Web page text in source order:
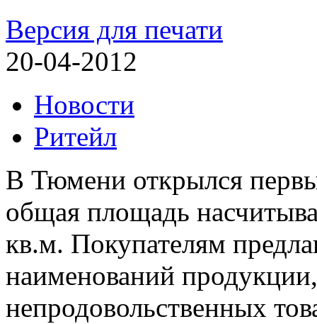
Версия для печати
20-04-2012
Новости
Ритейл
В Тюмени открылся
общая площадь
кв.м. Покупателям
наименований
непродовольственных